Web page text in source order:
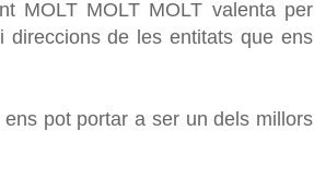
MOLT MOLT MOLT valenta per
direccions de les entitats que ens
ens pot portar a ser un dels millors